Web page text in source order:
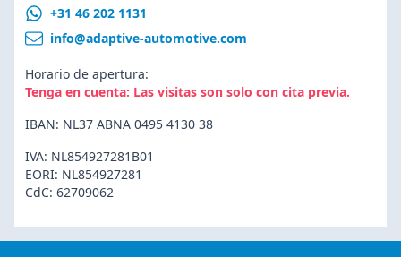
+31 46 202 1131
info@adaptive-automotive.com
Horario de apertura:
Tenga en cuenta: Las visitas son solo con cita previa.
IBAN: NL37 ABNA 0495 4130 38
IVA: NL854927281B01
EORI: NL854927281
CdC: 62709062